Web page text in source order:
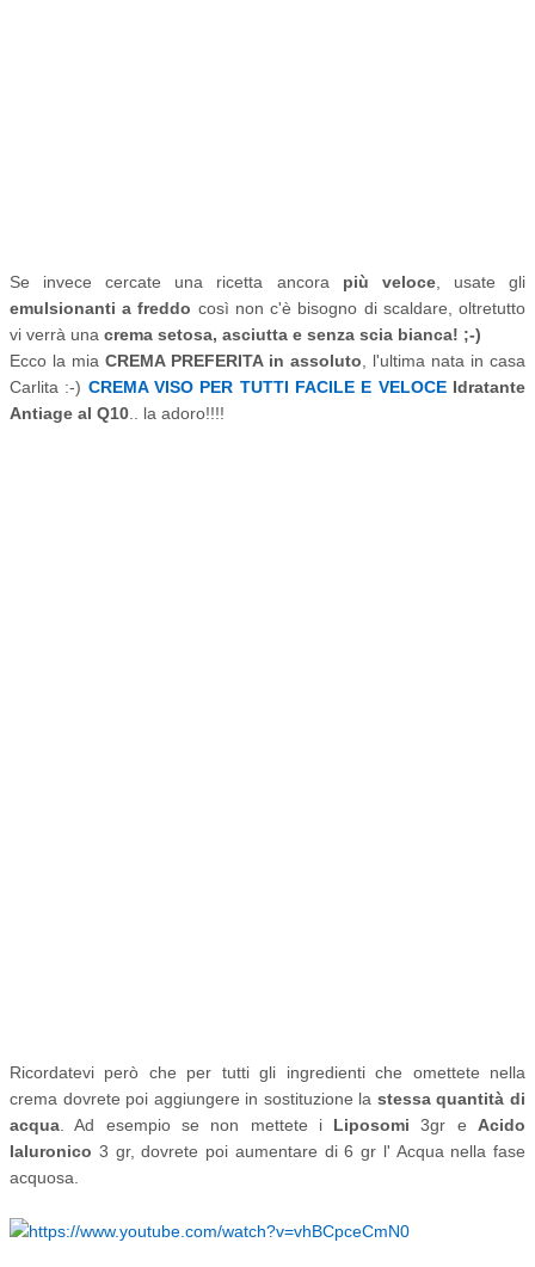
Se invece cercate una ricetta ancora più veloce, usate gli
emulsionanti a freddo così non c'è bisogno di scaldare, oltretutto
vi verrà una crema setosa, asciutta e senza scia bianca! ;-)
Ecco la mia CREMA PREFERITA in assoluto , l'ultima nata in casa
Carlita :-) CREMA VISO PER TUTTI FACILE E VELOCEIdratante
Antiage al Q10 .. la adoro!!!!
Ricordatevi però che per tutti gli ingredienti che omettete nella
crema dovrete poi aggiungere in sostituzione la stessa quantità di
acqua . Ad esempio se non mettete i Liposomi3gr e Acido
Ialuronico 3 gr, dovrete poi aumentare di 6 gr l' Acqua nella fase
acquosa.